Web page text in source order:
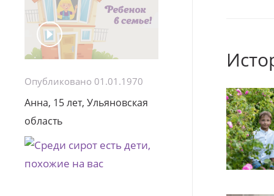
Опубликовано 01.01.1970
Анна, 15 лет, Ульяновская
область